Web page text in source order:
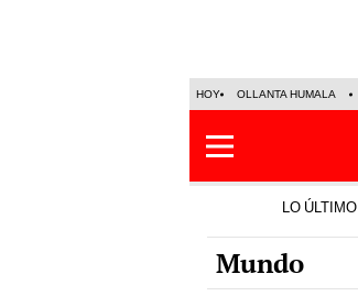
HOY OLLANTA HUMALA
LO ÚLTIMO
Mundo